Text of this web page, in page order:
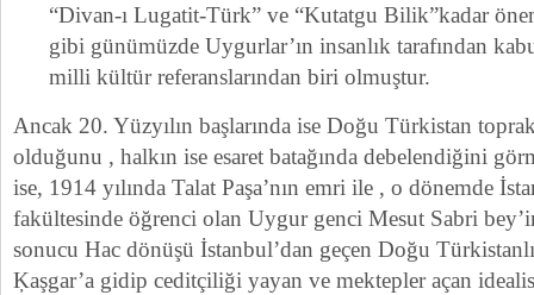
“Divan-ı Lugatit-Türk” ve “Kutatgu Bilik”kadar
gibi günümüzde Uygurlar’ın insanlık tarafından
milli kültür referanslarından biri olmuştur.
Ancak 20. Yüzyılın başlarında ise Doğu Türkistan
olduğunu , halkın ise esaret batağında debelendiğini
ise, 1914 yılında Talat Paşa’nın emri ile , o dönemde
fakültesinde öğrenci olan Uygur genci Mesut Sabri
sonucu Hac dönüşü İstanbul’dan geçen Doğu
Ķaşgar’a gidip ceditçiliği yayan ve mektepler açan